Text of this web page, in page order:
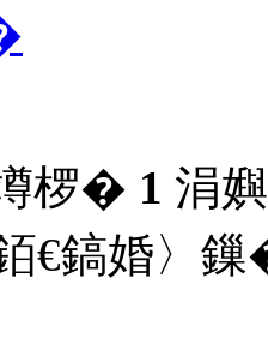
椤� 1 涓
€鎬婚〉